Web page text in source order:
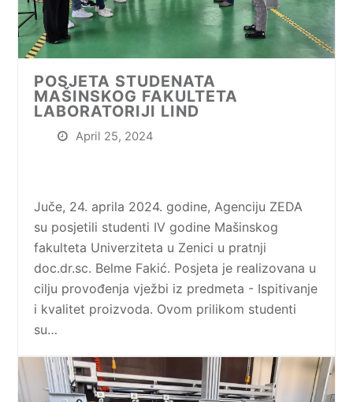
POSJETA STUDENATA
MAŠINSKOG FAKULTETA
LABORATORIJI LIND
April 25, 2024
Juče, 24. aprila 2024. godine, Agenciju ZEDA
su posjetili studenti IV godine Mašinskog
fakulteta Univerziteta u Zenici u pratnji
doc.dr.sc. Belme Fakić. Posjeta je realizovana u
cilju provođenja vježbi iz predmeta - Ispitivanje
i kvalitet proizvoda. Ovom prilikom studenti
su…